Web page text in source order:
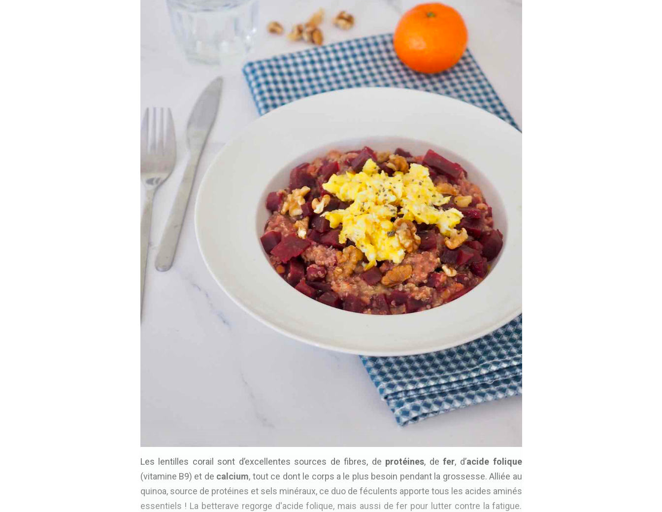
Les lentilles corail sont d’excellentes sources de fibres, de protéines, defer, d’acide folique
(vitamine B9) et de calcium, tout ce dont le corps a le plus besoin pendant la grossesse. Alliée au
quinoa, source de protéines et sels minéraux, ce duo de féculents apporte tous les acides aminés
essentiels ! La betterave regorge d'acide folique, mais aussi de fer pour lutter contre la fatigue.